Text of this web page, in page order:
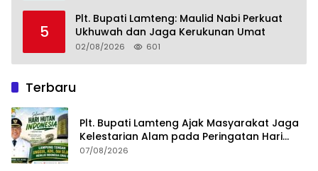
5
Plt. Bupati Lamteng: Maulid Nabi Perkuat
Ukhuwah dan Jaga Kerukunan Umat
02/08/2026 601
Terbaru
Plt. Bupati Lamteng Ajak Masyarakat Jaga
Kelestarian Alam pada Peringatan Hari
Hutan Indonesia 2026
07/08/2026